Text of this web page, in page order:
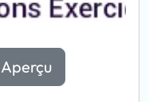
Aperçu